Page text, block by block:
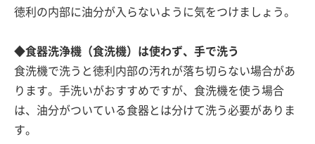
徳利の内部に油分が入らないように気をつけましょう。
◆食器洗浄機（食洗機）は使わず、手で洗う
食洗機で洗うと徳利内部の汚れが落ち切らない場合があ
ります。手洗いがおすすめですが、食洗機を使う場合
は、油分がついている食器とは分けて洗う必要がありま
す。